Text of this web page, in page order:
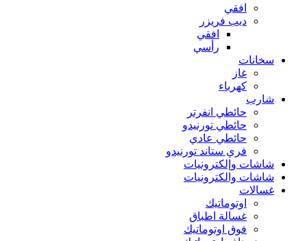
افقي
ديب فريزر
افقي
رأسي
سخانات
غاز
كهرباء
شارب
حائطي انفرتر
حائطي تورنيدو
حائطي عادي
فري ستاند تورنيدو
شاشات وإلكترونيات
شاشات والكترونيات
غسالات
اوتوماتيك
غسالة اطباق
فوق اوتوماتيك